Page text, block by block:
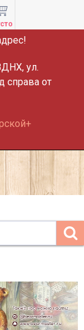
ул.
справа от